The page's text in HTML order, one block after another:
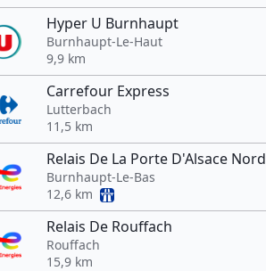
Hyper U Burnhaupt
Burnhaupt-Le-Haut
9,9 km
Carrefour Express
Lutterbach
11,5 km
Relais De La Porte D'Alsace Nord
Burnhaupt-Le-Bas
12,6 km
Relais De Rouffach
Rouffach
15,9 km